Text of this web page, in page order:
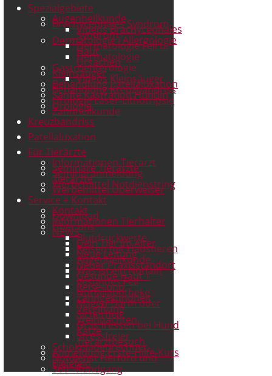
Spezialgebiete
Augenheilkunde
Brachycephales Syndrom
Videos Brachycephales
Syndrom
Dermatologie I Allergologie
Dermatologie Fell u.
Haut
Dermatologie
Ursachen
Gastroenterologie
Kleinsäuger
Videos Kleinsäuger
Behandlung Patellaluxation
Behandlung Kreuzbandriss
Sanfte Kastration Hündin
Urologie Laser-Lithotripsie
Urologie
Zahnheilkunde
Kreuzbandriss
Patellaluxation
Für Tierärzte
Informationen Tierarzt
Seminare Tierärzte
Seminaranmeldung
Tierärzte
Werbemittel Notdienstring
Werbemittel Überweiser
Service + Kontakt
Kontakt
Download
Informationen Tierhalter
Über uns
NEWSBlutdruckwerte
Dein Tier im Alter
Reisen mit Haustieren
Neue Leitung
Augenheilkunde
Neuer Praxisstandort
Was ist ein Notfall?
Gesunde Haut +
gesundes Fell
Reise- und
Notfallapotheke
Zahngesundheit
Magen-Darm oder
Vergiftung
Sicherheit
Weihnachten
Gras fressen bei Hund
Katze
Stressfreier
Tierarztbesuch
Schokoladenrechner
Anmeldung Erste-Hilfe-Kurs
Notdienst Herford und
Bielefeld
360°-Rundgang